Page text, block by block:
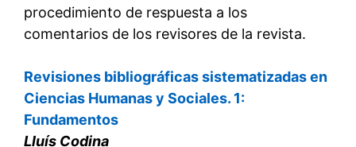
procedimiento de respuesta a los
comentarios de los revisores de la revista.
Revisiones bibliográficas sistematizadas en
Ciencias Humanas y Sociales. 1:
Fundamentos
Lluís Codina